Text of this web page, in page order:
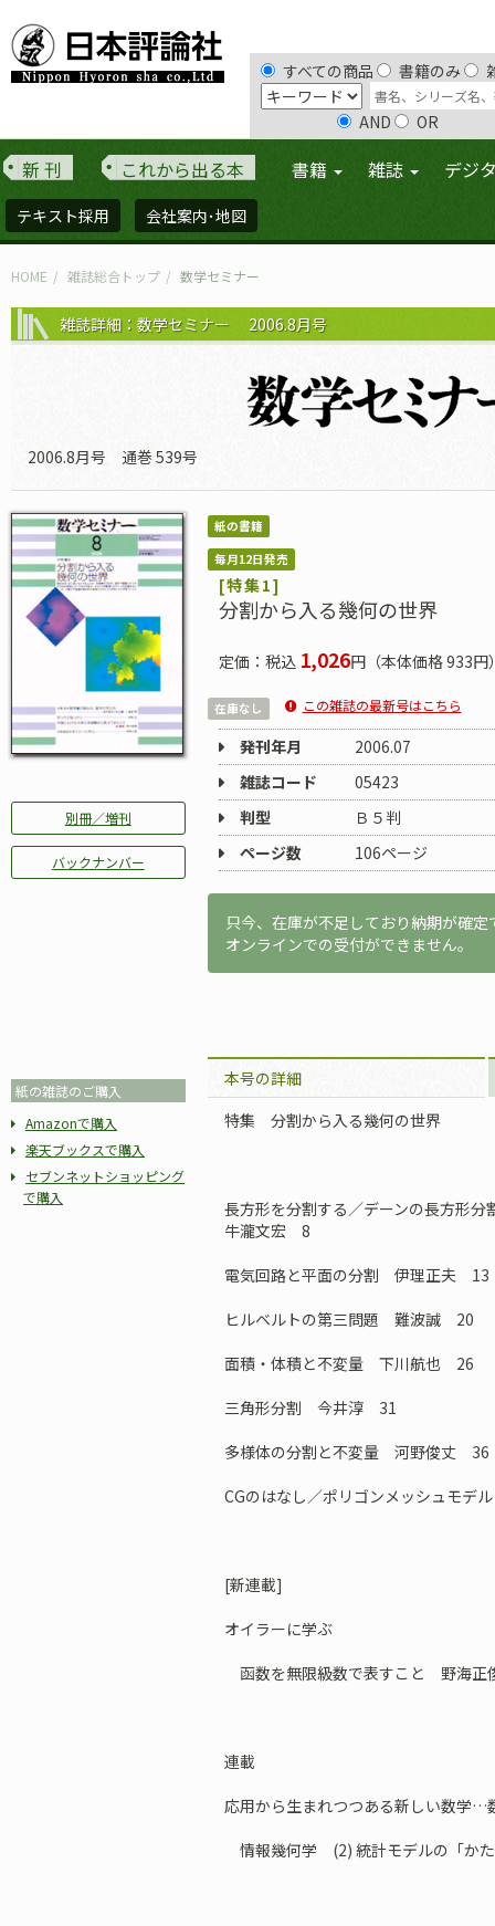
すべての商品 書籍のみ
AND OR
新 刊 これから出る本 書籍 雑誌 デジ
テキスト採用 会社案内･地図
HOME 雑誌総合トップ 数学セミナー
雑誌詳細：数学セミナー 2006.8月号
2006.8月号 通巻 539号
別冊／増刊
バックナンバー
紙の書籍
毎月12日発売
[特集1]
分割から入る幾何の世界
定価：税込 1,026円（本体価格 933円
在庫なし この雑誌の最新号はこちら
発刊年月
2006.07
雑誌コード
05423
判型
Ｂ５判
ページ数
106ページ
只今、在庫が不足しており納期が確定
オンラインでの受付ができません。
紙の雑誌のご購入
Amazonで購入
楽天ブックスで購入
セブンネットショッピング
で購入
本号の詳細
特集 分割から入る幾何の世界
長方形を分割する／デーンの長方形
牛瀧文宏 8
電気回路と平面の分割 伊理正夫 13
ヒルベルトの第三問題 難波誠 20
面積・体積と不変量 下川航也 26
三角形分割 今井淳 31
多様体の分割と不変量 河野俊丈 36
CGのはなし／ポリゴンメッシュモ
[新連載]
オイラーに学ぶ
函数を無限級数で表すこと 野海
連載
応用から生まれつつある新しい数学…
情報幾何学 (2) 統計モデルの「か